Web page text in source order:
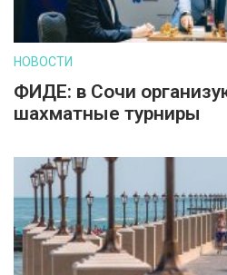
НОВОСТИ
ФИДЕ: в Сочи
шахматные турниры